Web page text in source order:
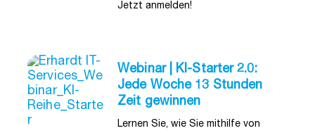
Jetzt anmelden!
Webinar | KI-Starter 2.0:
Jede Woche 13 Stunden
Zeit gewinnen
Lernen Sie, wie Sie mithilfe von